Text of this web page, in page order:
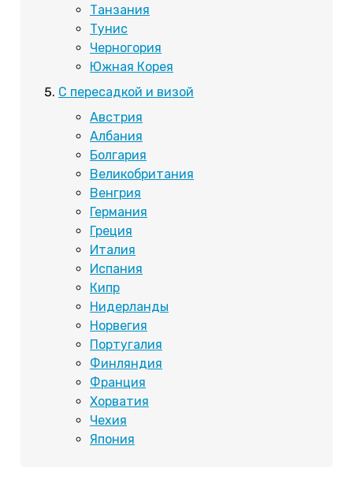
Танзания
Тунис
Черногория
Южная Корея
С пересадкой и визой
Австрия
Албания
Болгария
Великобритания
Венгрия
Германия
Греция
Италия
Испания
Кипр
Нидерланды
Норвегия
Португалия
Финляндия
Франция
Хорватия
Чехия
Япония